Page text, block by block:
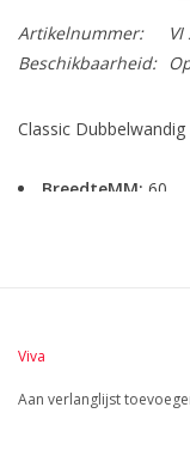
Artikelnummer:
VI
Beschikbaarheid:
Classic Dubbelwandig
BreedteMM: 60
Viva
Aan verlanglijst